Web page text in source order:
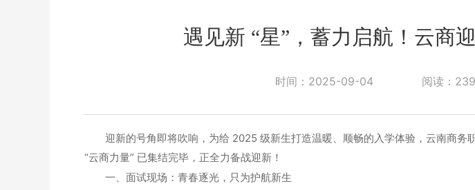
遇见新 “星”，蓄力启航！云商
时间： 2025-09-04 阅读：
迎新的号角即将吹响，为给 2025 级新生打造温暖、顺畅的入学体验，云南商
“云商力量” 已集结完毕，正全力备战迎新！
一、面试现场：青春逐光，只为护航新生